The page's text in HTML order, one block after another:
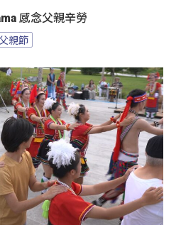
感念父親辛勞
父親節